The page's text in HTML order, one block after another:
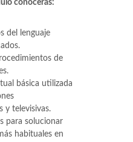
conocerás:
del lenguaje
de
básica utilizada
y televisivas.
para solucionar
habituales en